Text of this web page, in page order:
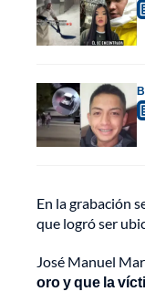
En la grabación
que logró ser
José Manuel
oro y que la